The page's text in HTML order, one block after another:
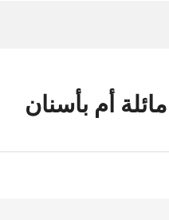
أم بأسنان